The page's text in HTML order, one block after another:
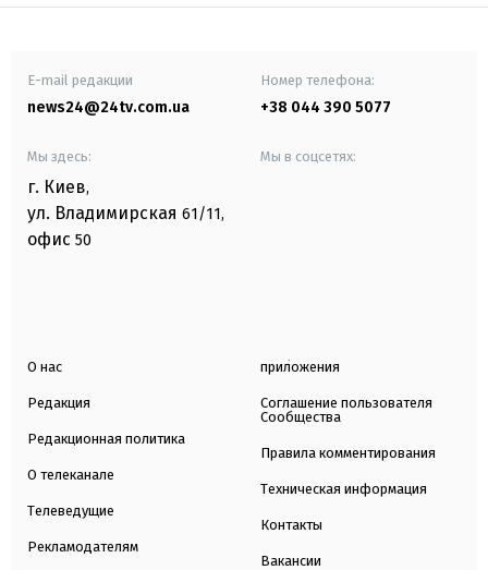
E-mail редакции
news24@24tv.com.ua
Номер телефона:
+38 044 390 5077
Мы здесь:
г. Киев,
ул. Владимирская 61/11,
офис 50
Мы в соцсетях:
О нас
Редакция
Редакционная политика
О телеканале
Телеведущие
Рекламодателям
приложения
Соглашение пользователя
Сообщества
Правила комментирования
Техническая информация
Контакты
Вакансии